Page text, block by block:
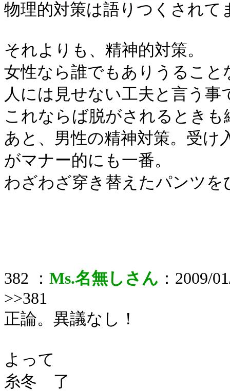
物理的対策は語りつくされて
それよりも、精神的対策。
女性なら誰でもありうるこ
人には見せない工夫と言う
これならば脱がされるときも
あと、男性の精神対策。受
がマナー的にも一番。
わざわざ穿き替えたパンツ
382 ： Ms.名無しさん ：2009/
>>381
正論。異議なし！
よって
糸冬 了